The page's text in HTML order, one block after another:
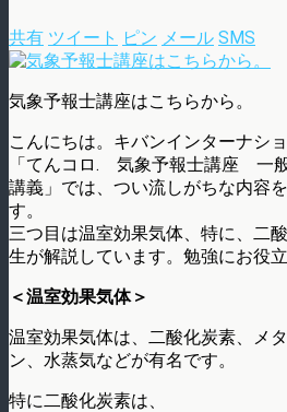
共有 ツイート ピン メール SMS
気象予報士講座はこちらから。
こんにちは。キバンインターナシ
「てんコロ. 気象予報士講座 一
講義」では、つい流しがちな内容
す。
三つ目は温室効果気体、特に、二
生が解説しています。勉強にお役立
＜温室効果気体＞
温室効果気体は、二酸化炭素、メ
ン、水蒸気などが有名です。
特に二酸化炭素は、